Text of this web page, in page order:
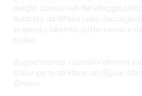
meglio conservati del
illustrato da ©Nina Luec,
in questo labirinto sotterraneo e
finale!
Suggerimento: i bambini devono
Il tour parte da Place de l'Eglise
Émilion